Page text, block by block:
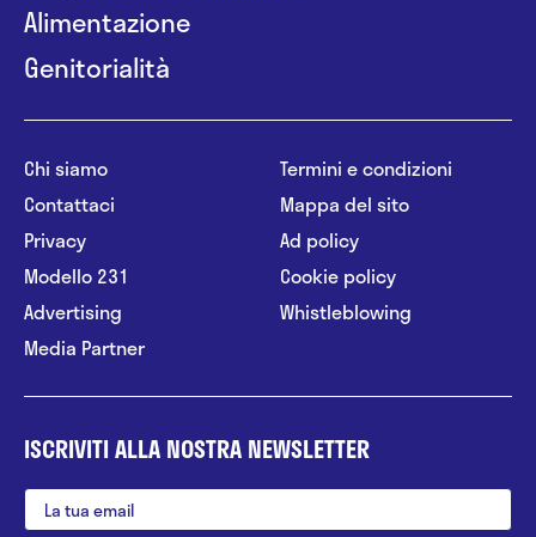
Alimentazione
Genitorialità
Chi siamo
Contattaci
Privacy
Modello 231
Advertising
Media Partner
Termini e condizioni
Mappa del sito
Ad policy
Cookie policy
Whistleblowing
ISCRIVITI ALLA NOSTRA NEWSLETTER